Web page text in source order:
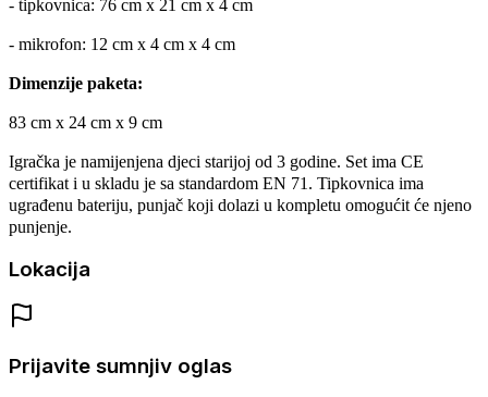
- tipkovnica: 76 cm x 21 cm x 4 cm
- mikrofon: 12 cm x 4 cm x 4 cm
Dimenzije paketa:
83 cm x 24 cm x 9 cm
Igračka je namijenjena djeci starijoj od 3 godine. Set ima CE
certifikat i u skladu je sa standardom EN 71. Tipkovnica ima
ugrađenu bateriju, punjač koji dolazi u kompletu omogućit će njeno
punjenje.
Lokacija
Prijavite sumnjiv oglas